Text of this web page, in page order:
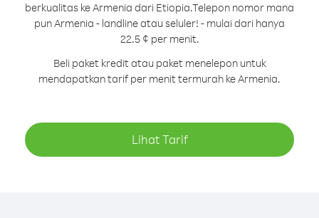
berkualitas ke Armenia dari Etiopia.Telepon nomor mana
pun Armenia - landline atau seluler! - mulai dari hanya
22.5 ¢ per menit.
Beli paket kredit atau paket menelepon untuk
mendapatkan tarif per menit termurah ke Armenia.
Lihat Tarif